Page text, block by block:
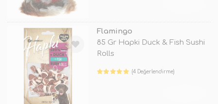
Flamingo
85 Gr Hapki Duck & Fish Sushi
Rolls
(4 Değerlendirme)